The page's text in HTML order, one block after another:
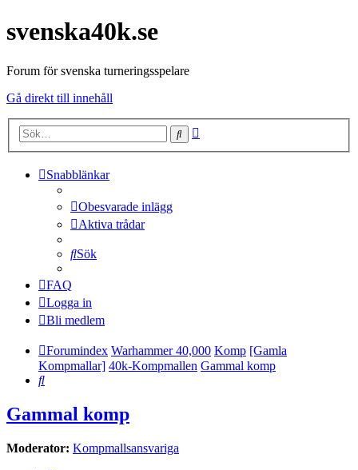
svenska40k.se
Forum för svenska turneringsspelare
Gå direkt till innehåll
Sök
Snabblänkar
Obesvarade inlägg
Aktiva trådar
Sök
FAQ
Logga in
Bli medlem
Forumindex Warhammer 40,000 Komp [Gamla
Kompmallar] 40k-Kompmallen Gammal komp
Sök
Gammal komp
Moderator: Kompmallsansvariga